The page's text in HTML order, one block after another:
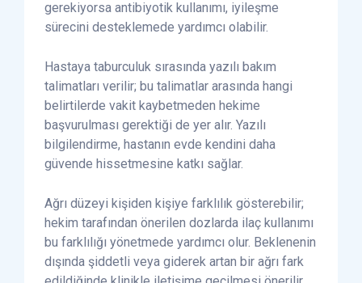
gerekiyorsa antibiyotik kullanımı, iyileşme
sürecini desteklemede yardımcı olabilir.
Hastaya taburculuk sırasında yazılı bakım
talimatları verilir; bu talimatlar arasında hangi
belirtilerde vakit kaybetmeden hekime
başvurulması gerektiği de yer alır. Yazılı
bilgilendirme, hastanın evde kendini daha
güvende hissetmesine katkı sağlar.
Ağrı düzeyi kişiden kişiye farklılık gösterebilir;
hekim tarafından önerilen dozlarda ilaç kullanımı
bu farklılığı yönetmede yardımcı olur. Beklenenin
dışında şiddetli veya giderek artan bir ağrı fark